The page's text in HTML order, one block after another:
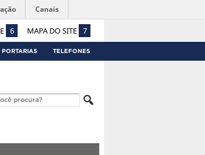
6 MAPA DO SITE 7
Canais
PORTARIAS TELEFONES